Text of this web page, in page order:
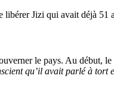
libérer Jizi qui avait déjà 51
le pays. Au début, le
qu’il avait parlé à tort